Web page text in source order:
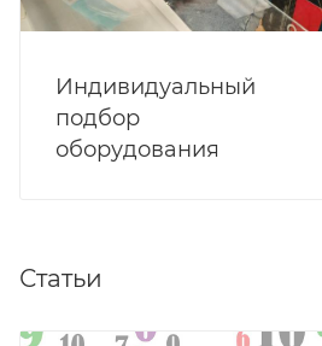
Индивидуальный
подбор
оборудования
Статьи